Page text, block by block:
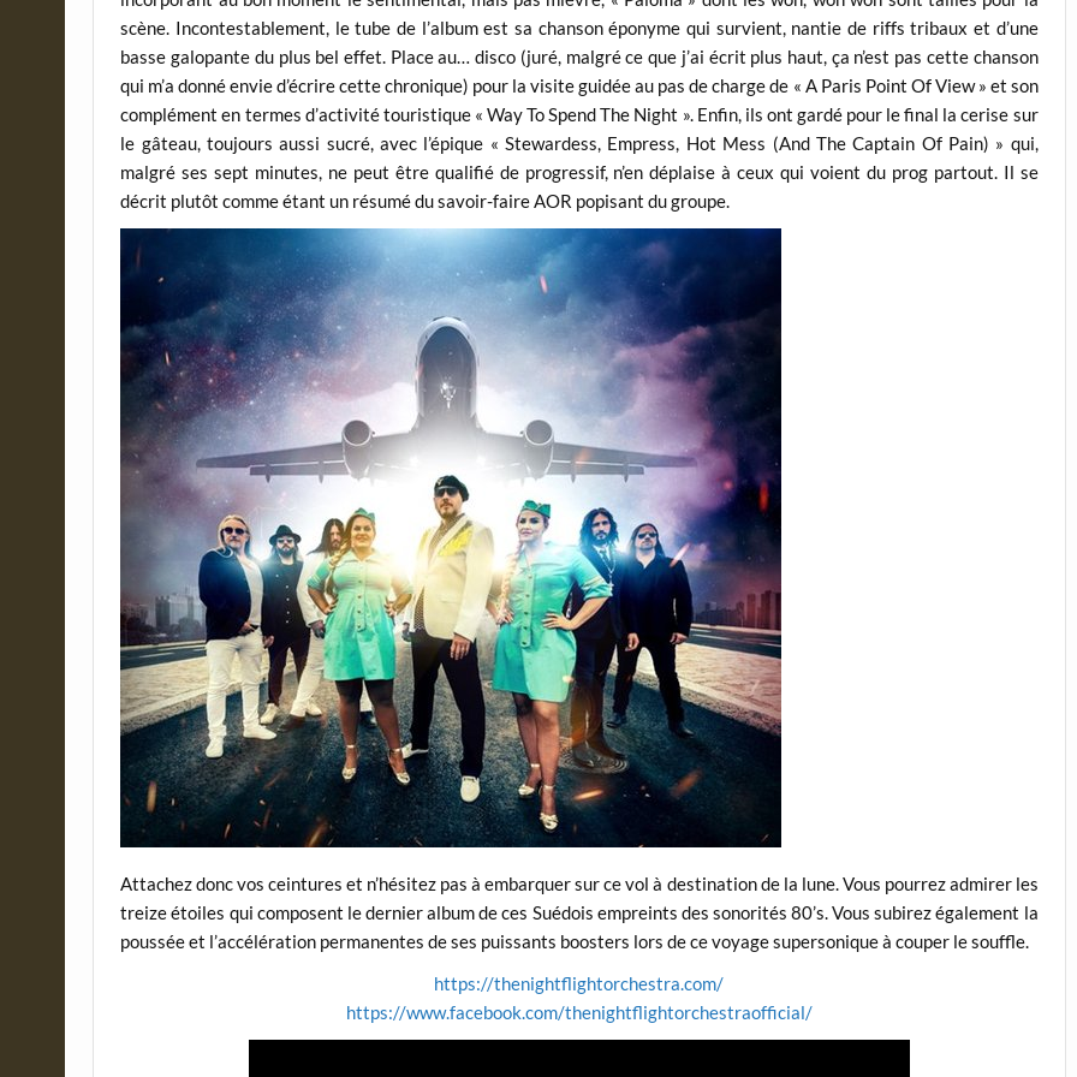
scène. Incontestablement, le tube de l’album est sa chanson éponyme qui survient, nantie de riffs tribaux et d’une
basse galopante du plus bel effet. Place au… disco (juré, malgré ce que j’ai écrit plus haut, ça n’est pas cette chanson
qui m’a donné envie d’écrire cette chronique) pour la visite guidée au pas de charge de « A Paris Point Of View » et son
complément en termes d’activité touristique « Way To Spend The Night ». Enfin, ils ont gardé pour le final la cerise sur
le gâteau, toujours aussi sucré, avec l’épique « Stewardess, Empress, Hot Mess (And The Captain Of Pain) » qui,
malgré ses sept minutes, ne peut être qualifié de progressif, n’en déplaise à ceux qui voient du prog partout. Il se
décrit plutôt comme étant un résumé du savoir-faire AOR popisant du groupe.
Attachez donc vos ceintures et n’hésitez pas à embarquer sur ce vol à destination de la lune. Vous pourrez admirer les
treize étoiles qui composent le dernier album de ces Suédois empreints des sonorités 80’s. Vous subirez également la
poussée et l’accélération permanentes de ses puissants boosters lors de ce voyage supersonique à couper le souffle.
https://thenightflightorchestra.com/
https://www.facebook.com/thenightflightorchestraofficial/